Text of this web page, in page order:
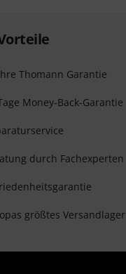
Thomann Garantie
Money-Back-Garantie
durch Fachexperten
größtes Versandlager